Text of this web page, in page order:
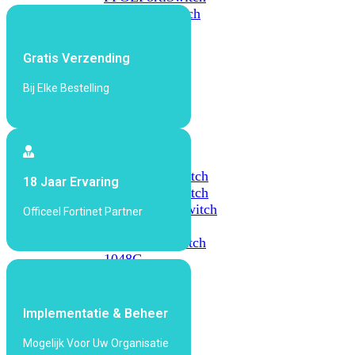
FortiSwitch
FortiSwitch
1024E
FortiSwitch
1048E
FortiSwitch
T1024E
FortiSwitch
FortiSwitch
1048G
2000
Gratis Verzending
Bij Elke Bestelling
18 Jaar Ervaring
Officeel Fortinet Partner
Implementatie & Beheer
Mogelijk Voor Uw Organisatie